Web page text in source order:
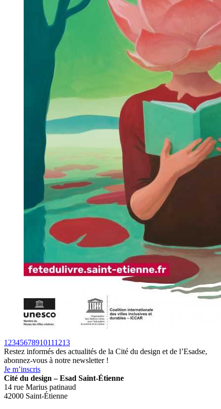
1 2345678910111213
Restez informés des actualités de la Cité du design et de l’Esadse,
abonnez-vous à notre newsletter !
Je m’inscris
Cité du design – Esad Saint-Étienne
14 rue Marius patinaud
42000 Saint-Étienne